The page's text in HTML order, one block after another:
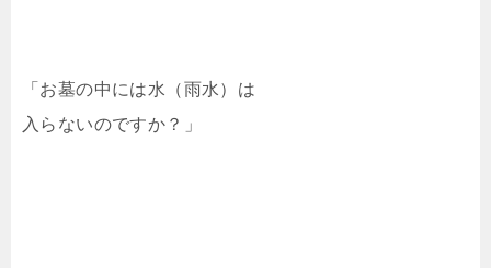
「お墓の中には水（雨水）は
入らないのですか？」